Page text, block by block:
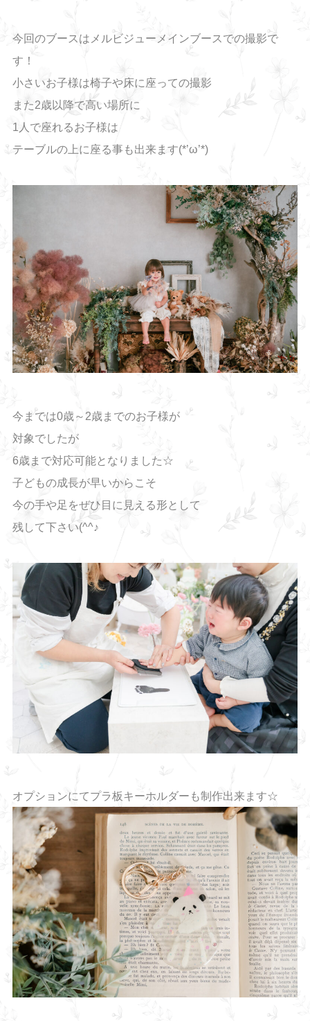
今回のブースはメルビジューメインブースでの撮影で
す！
小さいお子様は椅子や床に座っての撮影
また2歳以降で高い場所に
1人で座れるお子様は
テーブルの上に座る事も出来ます(*’ω’*)
今までは0歳～2歳までのお子様が
対象でしたが
6歳まで対応可能となりました☆
子どもの成長が早いからこそ
今の手や足をぜひ目に見える形として
残して下さい(^^♪
オプションにてプラ板キーホルダーも制作出来ます☆